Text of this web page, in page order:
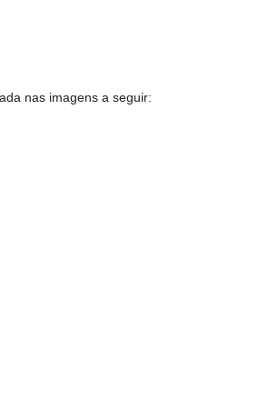
nas imagens a seguir: